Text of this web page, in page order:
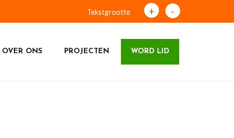
Tekstgrootte + -
OVER ONS PROJECTEN WORD LID